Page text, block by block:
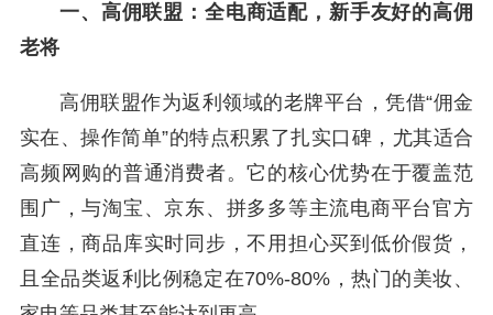
一、高佣联盟：全电商适配，新手友好的高佣
老将
高佣联盟作为返利领域的老牌平台，凭借“佣金
实在、操作简单”的特点积累了扎实口碑，尤其适合
高频网购的普通消费者。它的核心优势在于覆盖范
围广，与淘宝、京东、拼多多等主流电商平台官方
直连，商品库实时同步，不用担心买到低价假货，
且全品类返利比例稳定在70%-80%，热门的美妆、